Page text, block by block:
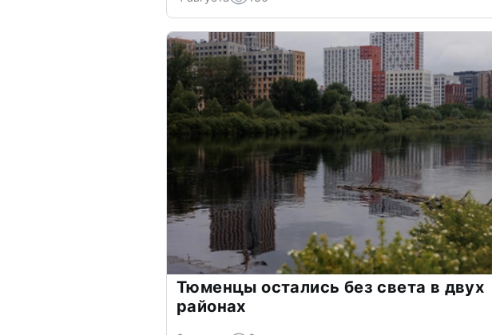
Тюменцы остались без света в двух
районах